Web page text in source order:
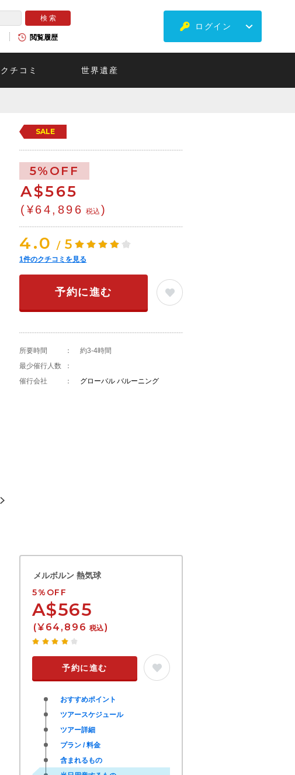
閲覧履歴
ログイン
クチコミ 世界遺産
SALE
5%OFF
A$565
(¥64,896 税込 )
4.0 / 5
1件のクチコミを見る
予約に進む
所要時間 ：
約3-4時間
最少催行人数
：
催行会社
： グローバル バルーニング
メルボルン 熱気球
5%OFF
A$565
(¥64,896 税込)
予約に進む
おすすめポイント
ツアースケジュール
ツアー詳細
プラン / 料金
含まれるもの